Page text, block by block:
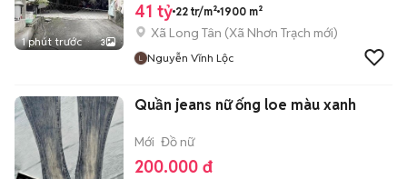
1 phút trước 3
41 tỷ 22 tr/m² 1900 m²
Xã Long Tân (Xã Nhơn Trạch mới)
Nguyễn Vĩnh Lộc
Quần jeans nữ ống loe màu xanh
Mới Đồ nữ
200.000 đ